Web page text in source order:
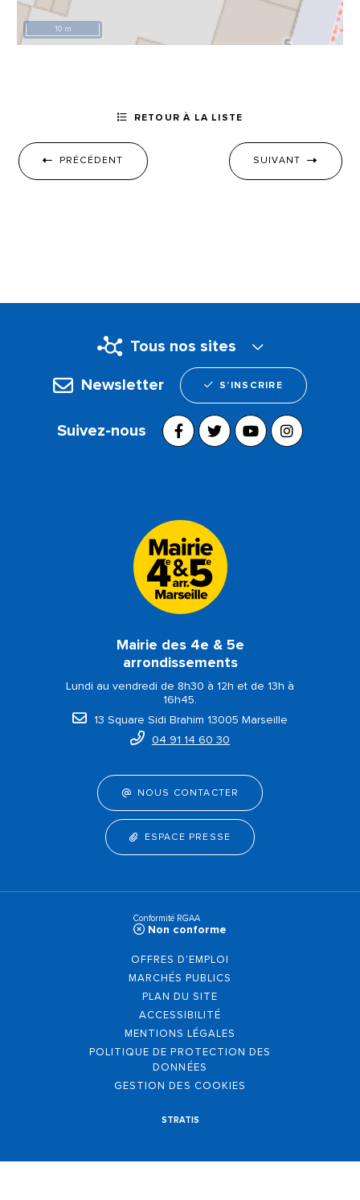
10 m
PRÉCÉDENT
RETOUR À LA LISTE
SUIVANT
Tous nos sites
Newsletter S’INSCRIRE
Suivez-nous
Mairie des 4e & 5e
arrondissements
Lundi au vendredi de 8h30 à 12h et de 13h à
16h45.
13 Square Sidi Brahim 13005 Marseille
04 91 14 60 30
NOUS CONTACTER
ESPACE PRESSE
Conformité RGAA
Non conforme
OFFRES D'EMPLOI
MARCHÉS PUBLICS
PLAN DU SITE
ACCESSIBILITÉ
MENTIONS LÉGALES
POLITIQUE DE PROTECTION DES
DONNÉES
GESTION DES COOKIES
STRATIS